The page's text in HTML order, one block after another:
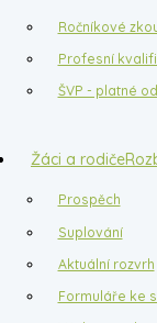
Ročníkové
Profesní
ŠVP - platné
Žáci a rodiče
Prospěch
Suplování
Aktuální rozvrh
Formuláře ke